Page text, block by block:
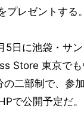
プレゼントする。
5日に池袋・サ
Store 東京で
二部制で、参
で公開予定だ。